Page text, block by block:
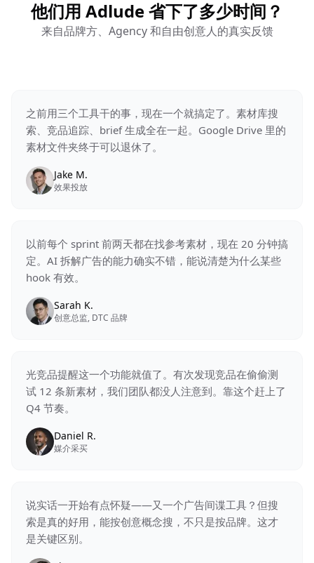
他们用 Adlude 省下了多少时间？
来自品牌方、Agency 和自由创意人的真实反馈
之前用三个工具干的事，现在一个就搞定了。素材库搜
索、竞品追踪、brief 生成全在一起。Google Drive 里的
素材文件夹终于可以退休了。
Jake M.
效果投放
以前每个 sprint 前两天都在找参考素材，现在 20 分钟搞
定。AI 拆解广告的能力确实不错，能说清楚为什么某些
hook 有效。
Sarah K.
创意总监, DTC 品牌
光竞品提醒这一个功能就值了。有次发现竞品在偷偷测
试 12 条新素材，我们团队都没人注意到。靠这个赶上了
Q4 节奏。
Daniel R.
媒介采买
说实话一开始有点怀疑——又一个广告间谍工具？但搜
索是真的好用，能按创意概念搜，不只是按品牌。这才
是关键区别。